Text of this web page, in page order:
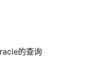
的查询